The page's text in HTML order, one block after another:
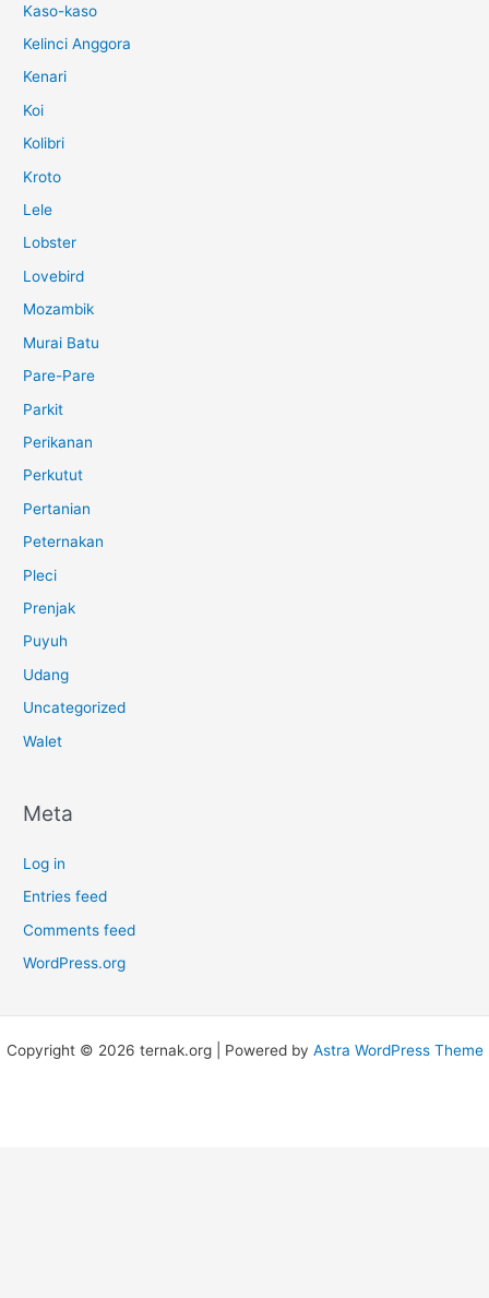
Kaso-kaso
Kelinci Anggora
Kenari
Koi
Kolibri
Kroto
Lele
Lobster
Lovebird
Mozambik
Murai Batu
Pare-Pare
Parkit
Perikanan
Perkutut
Pertanian
Peternakan
Pleci
Prenjak
Puyuh
Udang
Uncategorized
Walet
Meta
Log in
Entries feed
Comments feed
WordPress.org
Copyright © 2026 ternak.org | Powered by Astra WordPress Theme